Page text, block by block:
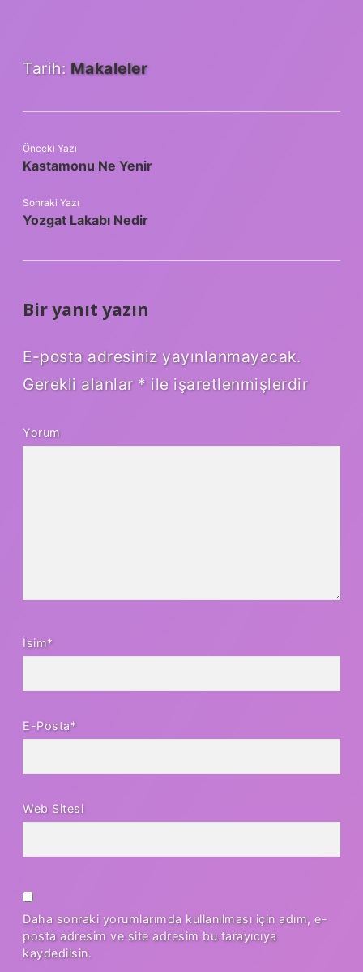
Tarih: Makaleler
Önceki Yazı
Kastamonu Ne Yenir
Sonraki Yazı
Yozgat Lakabı Nedir
Bir yanıt yazın
E-posta adresiniz yayınlanmayacak.
Gerekli alanlar * ile işaretlenmişlerdir
Yorum
İsim*
E-Posta*
Web Sitesi
Daha sonraki yorumlarımda kullanılması için adım, e-
posta adresim ve site adresim bu tarayıcıya
kaydedilsin.